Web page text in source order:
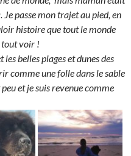
passe mon trajet au pied, en
histoire que tout le monde
tout voir !
belles plages et dunes des
comme une folle dans le sable
et je suis revenue comme